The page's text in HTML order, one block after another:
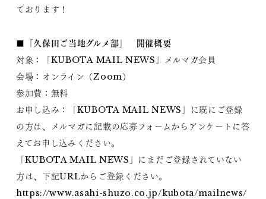
ております！
■「久保田ご当地グルメ部」 開催概要
対象：「KUBOTA MAIL NEWS」メルマガ会員
会場：オンライン（Zoom）
参加費：無料
お申し込み：「KUBOTA MAIL NEWS」に既にご登録
の方は、メルマガに記載の応募フォームからアンケートに答
えてお申し込みください。
「KUBOTA MAIL NEWS」にまだご登録されていない
方は、下記URLからご登録ください。
https://www.asahi-shuzo.co.jp/kubota/mailnews/